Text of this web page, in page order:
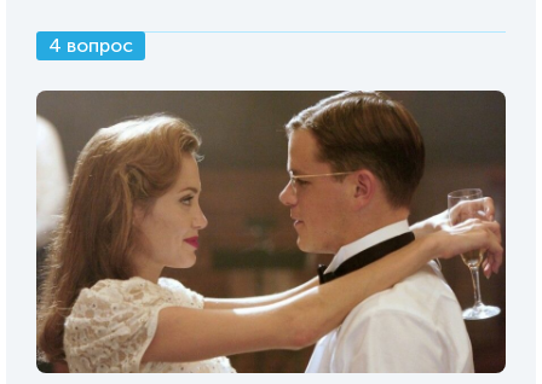
4 вопрос